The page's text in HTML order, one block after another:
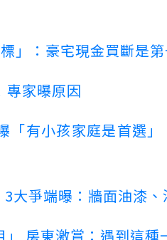
」：豪宅現金買斷是
專家曝原因
「有小孩家庭是首選
大爭端曝：牆面油漆
房東激賞：遇到這種